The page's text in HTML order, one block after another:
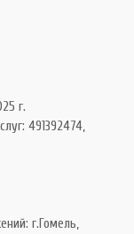
г.
491392474,
г.Гомель,